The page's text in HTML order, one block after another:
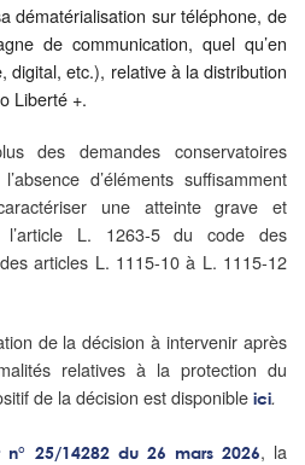
dématérialisation sur téléphone, de
de communication, quel qu’en
digital, etc.), relative à la distribution
Liberté +.
des demandes conservatoires
d’éléments suffisamment
une atteinte grave et
L. 1263-5 du code des
articles L. 1115-10 à L. 1115‑12
de la décision à intervenir après
relatives à la protection du
de la décision est disponible ici.
n° 25/14282 du 26 mars 2026, la